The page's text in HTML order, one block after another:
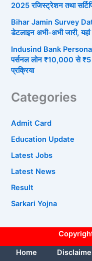
2025 रजिस्ट्रेशन तथा
Bihar Jamin Survey
डेटलाइन अभी-अभी जारी,
Indusind Bank
पर्सनल लोन ₹10,000 से
प्रक्रिया
Categories
Admit Card
Education Update
Latest Jobs
Latest News
Result
Sarkari Yojna
Home